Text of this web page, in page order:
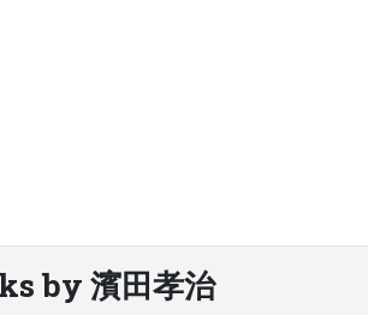
by 濱田孝治